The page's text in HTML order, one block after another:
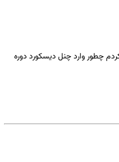
چطور وارد چنل دیسکورد دوره